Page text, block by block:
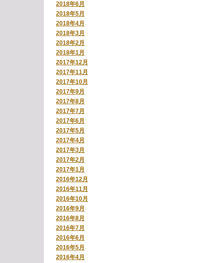
2018年6月
2018年5月
2018年4月
2018年3月
2018年2月
2018年1月
2017年12月
2017年11月
2017年10月
2017年9月
2017年8月
2017年7月
2017年6月
2017年5月
2017年4月
2017年3月
2017年2月
2017年1月
2016年12月
2016年11月
2016年10月
2016年9月
2016年8月
2016年7月
2016年6月
2016年5月
2016年4月